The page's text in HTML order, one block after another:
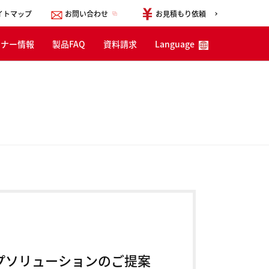
トマップ お問い合わせ お見積もり依頼
ー情報 製品FAQ 資料請求 Language
リューションのご提案